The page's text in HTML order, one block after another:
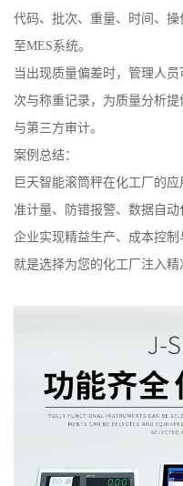
代码、批次、重量、时间、
至MES系统。
当出现质量偏差时，管理人
次与称重记录，为质量分析
与第三方审计。
案例总结：
巨天智能滚筒秤在化工厂的
准计量、防错报警、数据自
企业实现精益生产、成本控制
就是选择为您的化工厂注入精